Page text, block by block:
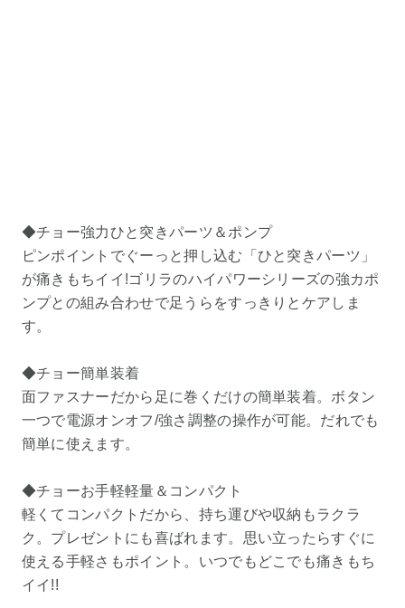
◆チョー強力ひと突きパーツ＆ポンプ
ピンポイントでぐーっと押し込む「ひと突きパーツ」
が痛きもちイイ!ゴリラのハイパワーシリーズの強カポ
ンプとの組み合わせで足うらをすっきりとケアしま
す。
◆チョー簡単装着
面ファスナーだから足に巻くだけの簡単装着。ボタン
一つで電源オンオフ/強さ調整の操作が可能。だれでも
簡単に使えます。
◆チョーお手軽軽量＆コンパクト
軽くてコンパクトだから、持ち運びや収納もラクラ
ク。プレゼントにも喜ばれます。思い立ったらすぐに
使える手軽さもポイント。いつでもどこでも痛きもち
イイ!!